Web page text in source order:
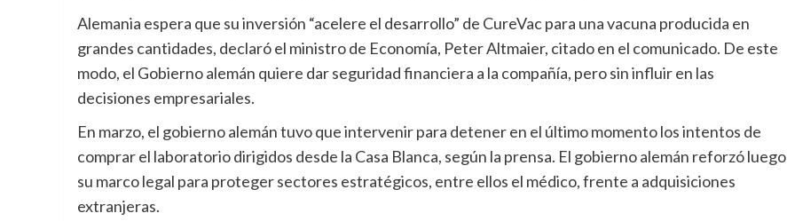
Alemania espera que su inversión “acelere el desarrollo” de CureVac para una vacuna producida en
grandes cantidades, declaró el ministro de Economía, Peter Altmaier, citado en el comunicado. De este
modo, el Gobierno alemán quiere dar seguridad financiera a la compañía, pero sin influir en las
decisiones empresariales.
En marzo, el gobierno alemán tuvo que intervenir para detener en el último momento los intentos de
comprar el laboratorio dirigidos desde la Casa Blanca, según la prensa. El gobierno alemán reforzó luego
su marco legal para proteger sectores estratégicos, entre ellos el médico, frente a adquisiciones
extranjeras.